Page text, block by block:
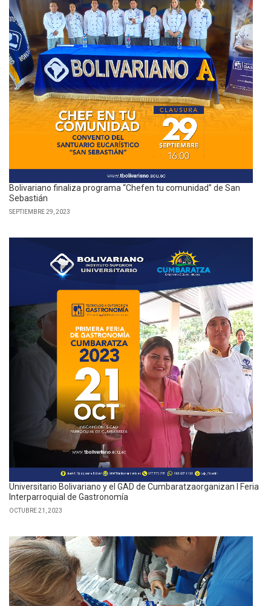
Bolivariano finaliza programa “Chefen tu comunidad” de San
Sebastián
SEPTIEMBRE 29, 2023
Universitario Bolivariano y el GAD de Cumbaratzaorganizan I Feria
Interparroquial de Gastronomía
OCTUBRE 21, 2023